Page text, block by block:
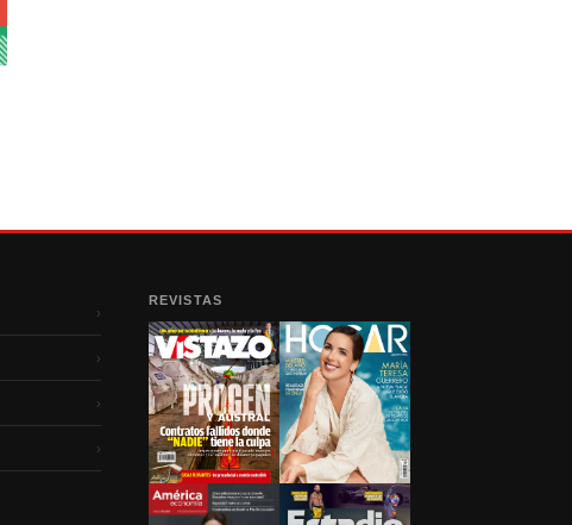
›
›
›
›
REVISTAS